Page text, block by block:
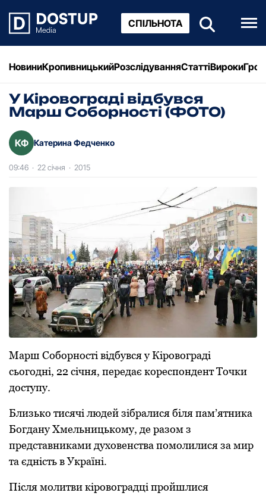
СПІЛЬНОТА
НовиниКропивницькийРозслідуванняСтаттіВироки
У Кіровограді відбувся
Марш Соборності (ФОТО)
КФ Катерина Федченко
09:46 · 22 січня · 2015
Марш Соборності відбувся у Кіровограді
сьогодні, 22 січня, передає кореспондент Точки
доступу.
Близько тисячі людей зібралися біля пам’ятника
Богдану Хмельницькому, де разом з
представниками духовенства помолилися за мир
та єдність в Україні.
Після молитви кіровоградці пройшлися